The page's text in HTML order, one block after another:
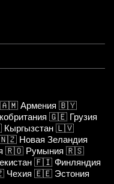
🇦🇲 Армения 🇧🇾
🇬🇪 Грузия
Кыргызстан 🇱🇻
Новая Зеландия
🇷🇴 Румыния 🇷🇸
🇫🇮 Финляндия
Чехия 🇪🇪 Эстония